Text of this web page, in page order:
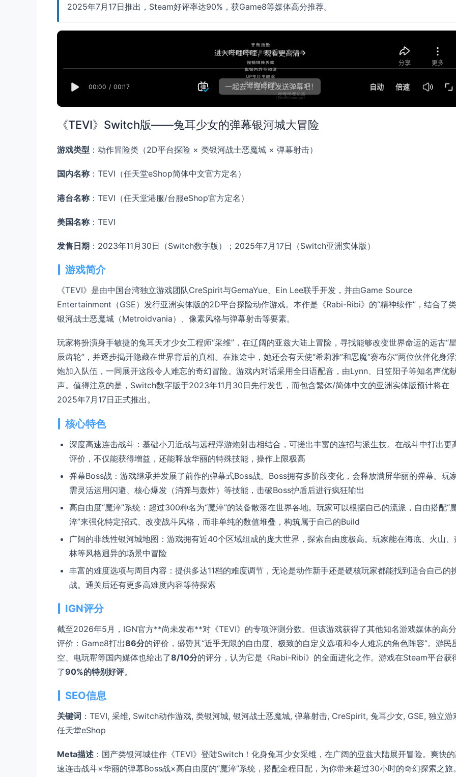
2025年7月17日推出，Steam好评率达90%，获Game8等媒体高分推荐。
《TEVI》Switch版——兔耳少女的弹幕银河城大冒险
游戏类型 ：动作冒险类（2D平台探险 × 类银河战士恶魔城 × 弹幕射击）
国内名称 ：TEVI（任天堂eShop简体中文官方定名）
港台名称 ：TEVI（任天堂港服/台服eShop官方定名）
美国名称 ：TEVI
发售日期 ：2023年11月30日（Switch数字版）；2025年7月17日（Switch亚洲实体版）
游戏简介
《TEVI》是由中国台湾独立游戏团队CreSpirit与GemaYue、Ein Lee联手开发，并由Game Source
Entertainment（GSE）发行亚洲实体版的2D平台探险动作游戏。本作是《Rabi-Ribi》的“精神续作”，结合了类
银河战士恶魔城（Metroidvania）、像素风格与弹幕射击等要素。
玩家将扮演身手敏捷的兔耳天才少女工程师“采维”，在辽阔的亚兹大陆上冒险，寻找能够改变世界命运的远古“
辰齿轮”，并逐步揭开隐藏在世界背后的真相。在旅途中，她还会有天使“希莉雅”和恶魔“赛布尔”两位伙伴化身
炮加入队伍，一同展开这段令人难忘的奇幻冒险。游戏内对话采用全日语配音，由Lynn、日笠阳子等知名声优
声。值得注意的是，Switch数字版于2023年11月30日先行发售，而包含繁体/简体中文的亚洲实体版预计将在
2025年7月17日正式推出。
核心特色
深度高速连击战斗：基础小刀近战与远程浮游炮射击相结合，可搓出丰富的连招与派生技。在战斗中打出更
评价，不仅能获得增益，还能释放华丽的特殊技能，操作上限极高
弹幕Boss战：游戏继承并发展了前作的弹幕式Boss战。Boss拥有多阶段变化，会释放满屏华丽的弹幕。玩
需灵活运用闪避、核心爆发（消弹与轰炸）等技能，击破Boss护盾后进行疯狂输出
高自由度“魔淬”系统：超过300种名为“魔淬”的装备散落在世界各地。玩家可以根据自己的流派，自由搭配“
淬”来强化特定招式、改变战斗风格，而非单纯的数值堆叠，构筑属于自己的Build
广阔的非线性银河城地图：游戏拥有近40个区域组成的庞大世界，探索自由度极高。玩家能在海底、火山、
林等风格迥异的场景中冒险
丰富的难度选项与周目内容：提供多达11档的难度调节，无论是动作新手还是硬核玩家都能找到适合自己的
战。通关后还有更多高难度内容等待探索
IGN评分
截至2026年5月，IGN官方**尚未发布**对《TEVI》的专项评测分数。但该游戏获得了其他知名游戏媒体的高分
评价：Game8打出86分的评价，盛赞其“近乎无限的自由度、极致的自定义选项和令人难忘的角色阵容”。游民
空、电玩帮等国内媒体也给出了8/10分的评分，认为它是《Rabi-Ribi》的全面进化之作。游戏在Steam平台获
了90%的特别好评。
SEO信息
关键词 ：TEVI, 采维, Switch动作游戏, 类银河城, 银河战士恶魔城, 弹幕射击, CreSpirit, 兔耳少女, GSE, 独立游
任天堂eShop
Meta描述 ：国产类银河城佳作《TEVI》登陆Switch！化身兔耳少女采维，在广阔的亚兹大陆展开冒险。爽快
速连击战斗×华丽的弹幕Boss战×高自由度的“魔淬”系统，搭配全程日配，为你带来超过30小时的奇幻探索之旅